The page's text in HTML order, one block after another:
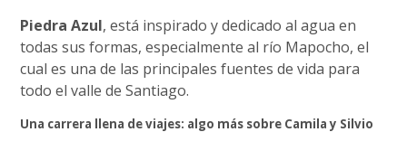
Piedra Azul, está inspirado y dedicado al agua en
todas sus formas, especialmente al río Mapocho, el
cual es una de las principales fuentes de vida para
todo el valle de Santiago.
Una carrera llena de viajes: algo más sobre Camila y Silvio